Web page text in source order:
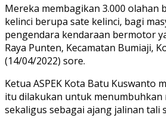
Mereka membagikan 3.000 olahan
kelinci berupa sate kelinci, bagi
pengendara kendaraan bermotor
Raya Punten, Kecamatan Bumiaji,
(14/04/2022) sore.
Ketua ASPEK Kota Batu Kuswanto
itu dilakukan untuk menumbuhkan
sekaligus sebagai ajang jalinan tali